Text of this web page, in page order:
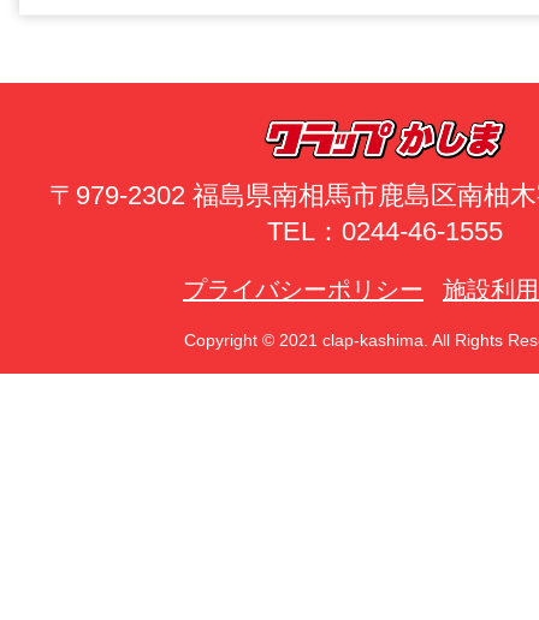
〒979-2302 福島県南相馬市鹿島区南柚
TEL：0244-46-1555
プライバシーポリシー 施設利
Copyright © 2021 clap-kashima. All Rights